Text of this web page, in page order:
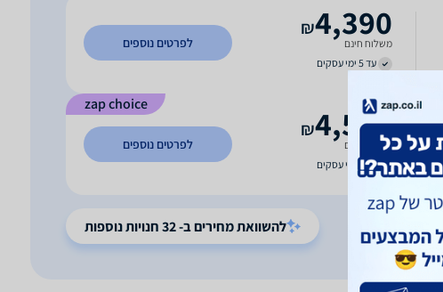
4,390
₪
משלוח חינם
עד 5 ימי עסקים
לפרטים נוספים
zap choice 4,598
₪
משלוח חינם
עד 7 ימי עסקים
לפרטים נוספים
להשוואת מחירים ב- 32 חנויות נוספות